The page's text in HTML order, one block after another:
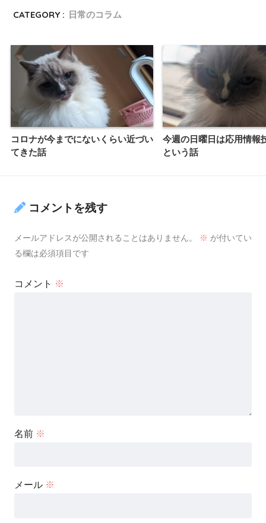
CATEGORY : 日常のコラム
コロナが今までにないくらい近づい
てきた話
今週の日曜日は応用情報
という話
コメントを残す
メールアドレスが公開されることはありません。 ※ が付いてい
る欄は必須項目です
コメント ※
名前 ※
メール ※